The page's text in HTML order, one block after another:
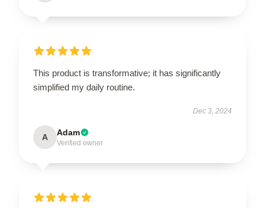
This product is transformative; it has significantly
simplified my daily routine.
Dec 3, 2024
A Adam
Verified owner